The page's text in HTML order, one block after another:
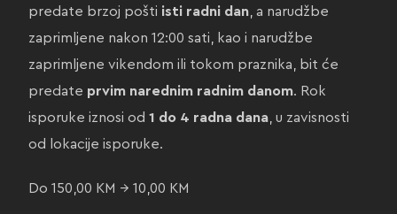
predate brzoj pošti isti radni dan, a narudžbe
zaprimljene nakon 12:00 sati, kao i narudžbe
zaprimljene vikendom ili tokom praznika, bit će
predate prvim narednim radnim danom. Rok
isporuke iznosi od 1 do 4 radna dana, u zavisnosti
od lokacije isporuke.
Do 150,00 KM → 10,00 KM